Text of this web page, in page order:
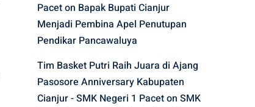
Paceton Bapak Bupati Cianjur
Menjadi Pembina Apel Penutupan
Pendikar Pancawaluya
Tim Basket Putri Raih Juara di Ajang
Pasosore Anniversary Kabupaten
Cianjur - SMK Negeri 1 Paceton SMK